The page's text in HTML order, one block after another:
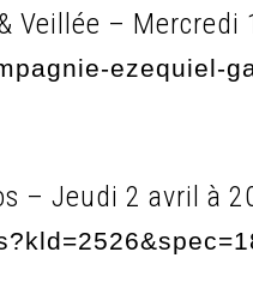
Veillée – Mercredi
ezequiel-
– Jeudi 2 avril à